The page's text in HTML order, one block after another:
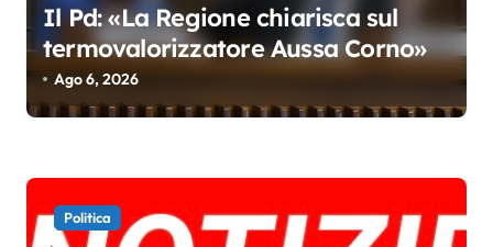
c
o
l
Il Pd: «La Regione chiarisca sul
termovalorizzatore Aussa Corno»
Ago 6, 2026
Politica